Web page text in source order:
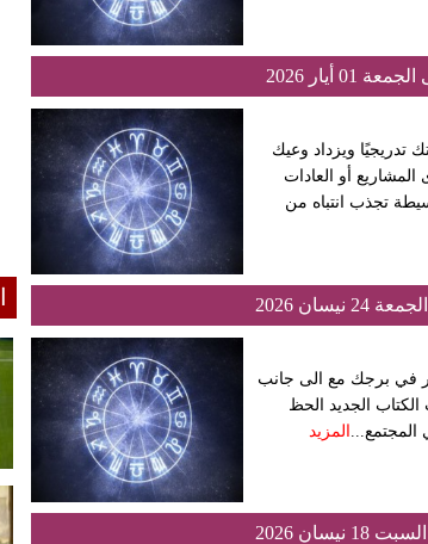
تدريجيًا ويزداد وعيك
أو العادات
تجذب انتباه من
في برجك مع الى جانب
سنة 2026 تستفتح اول صفحات الكتاب الجديد الحظ
المزيد